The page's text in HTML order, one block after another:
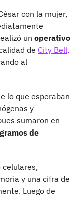
con la mujer,
un operativo
de City Bell,
al
lo que esperaban
y
sumaron en
de
y una cifra de
Luego de